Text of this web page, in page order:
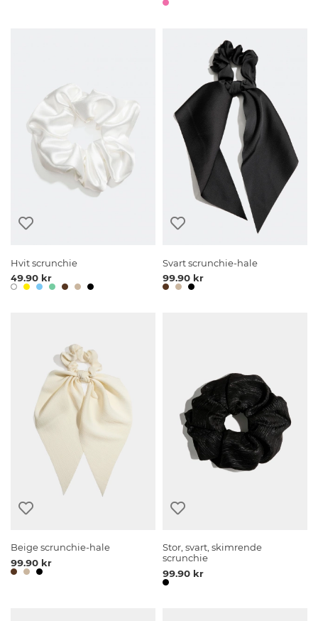
Hvit scrunchie
49.90 kr
Svart scrunchie-hale
99.90 kr
Beige scrunchie-hale
99.90 kr
Stor, svart, skimrende
scrunchie
99.90 kr